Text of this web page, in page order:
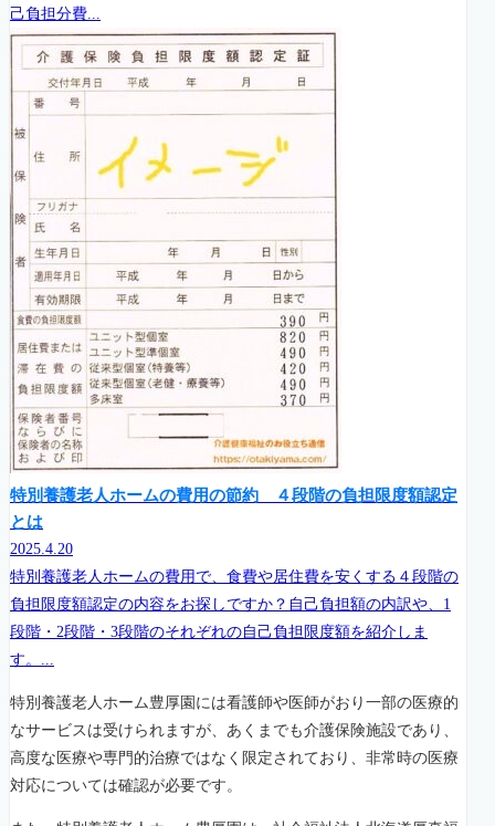
己負担分費...
特別養護老人ホームの費用の節約 ４段階の負担限度額認定
とは
2025.4.20
特別養護老人ホームの費用で、食費や居住費を安くする４段階の
負担限度額認定の内容をお探しですか？自己負担額の内訳や、1
段階・2段階・3段階のそれぞれの自己負担限度額を紹介しま
す。...
特別養護老人ホーム豊厚園には看護師や医師がおり一部の医療的
なサービスは受けられますが、あくまでも介護保険施設であり、
高度な医療や専門的治療ではなく限定されており、非常時の医療
対応については確認が必要です。